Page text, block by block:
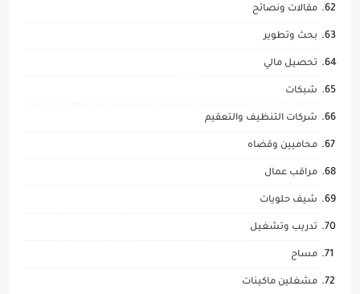
مقالات ونصائح
بحث وتطوير
تحصيل مالي
شبكات
شركات التنظيف والتعقيم
محاميين وقضاه
مراقب عمال
شيف حلويات
تدريب وتشغيل
مساح
مشغلين ماكينات